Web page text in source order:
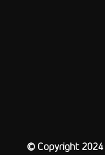
© Copyright 2024